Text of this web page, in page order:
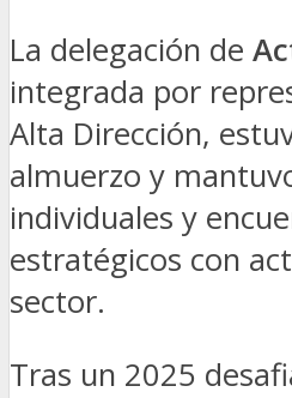
La delegación de
integrada por
Alta Dirección,
almuerzo y
individuales y
estratégicos con
sector.
Tras un 2025